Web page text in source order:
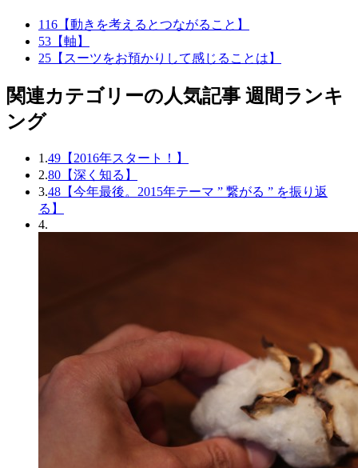
116【動きを考えるとつながること】
53【軸】
25【スーツをお預かりして感じることは】
関連カテゴリーの人気記事 週間ランキ
ング
1.49【2016年スタート！】
2.80【深く知る】
3.48【今年最後。2015年テーマ ” 繋がる ” を振り返
る】
4.